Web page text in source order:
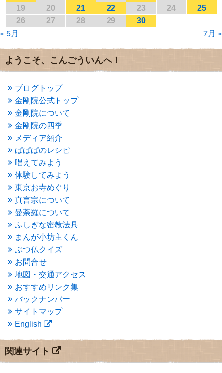
2017年1月(2)
2016年12月(4)
2016年11月
2016年10月
2016年8月
2016年7月
(3)
2016年5月(3)
2016年4月
(4)
2016年3月 (4)
2016年2月 (5)
2016年1月(3)
2015年12月(6)
2015年11月 (4)
2015年10月
(4)
2015年9月(3)
2015年8月(4)
2015年7月(4)
2015年6月(3)
2015年5月(1)
2015年4月(1)
2015年3月 (3)
2015年2月(3)
2015年1月(1)
2014年12月
2014年9月(1)
2014年5月 (1)
2014年4月
2014年1月(1)
2013年11月 (4)
2013年10月
2013年8月
(7)
2013年7月
(7)
19 20 21 22 23 24
25
26
27 28 29 30
« 5月 7月 »
ようこそ、こんごういんへ！
ブログトップ
金剛院公式トップ
金剛院について
金剛院の四季
メディア紹介
ぱぱぱのレシピ
唱えてみよう
体験してみよう
東京お寺めぐり
真言宗について
曼荼羅について
ふしぎな密教法具
まんが小坊主くん
ぶつ仏クイズ
お問合せ
地図・交通アクセス
おすすめリンク集
バックナンバー
サイトマップ
English
関連サイト